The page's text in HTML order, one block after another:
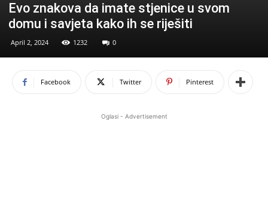
Evo znakova da imate stjenice u svom
domu i savjeta kako ih se riješiti
April 2, 2024 1232 0
Facebook Twitter Pinterest
Oglasi - Advertisement